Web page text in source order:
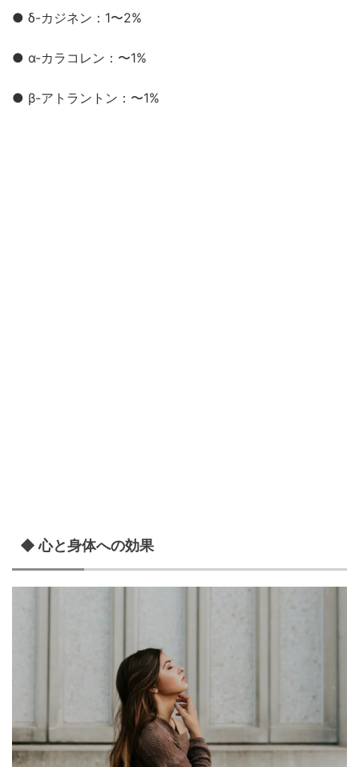
● δ-カジネン：1〜2%
● α-カラコレン：〜1%
● β-アトラントン：〜1%
◆ 心と身体への効果